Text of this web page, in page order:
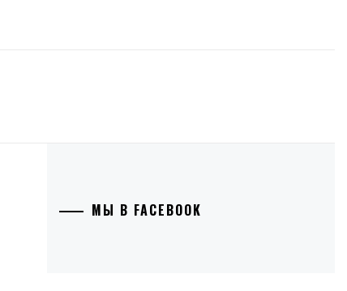
МЫ В FACEBOOK